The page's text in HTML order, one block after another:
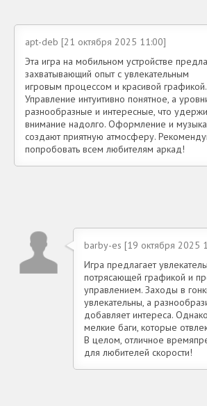
apt-deb [21 октября 2025 11:00]
Эта игра на мобильном устройстве
захватывающий опыт с увлекательным
игровым процессом и красивой графикой.
Управление интуитивно понятное, а
разнообразные и интересные, что
внимание надолго. Оформление и музыка
создают приятную атмосферу.
попробовать всем любителям аркад!
barby-es [19 октября 2025
Игра предлагает
потрясающей графикой и
управлением. Заходы в
увлекательны, а
добавляет интереса.
мелкие баги, которые
В целом, отличное
для любителей скорости!